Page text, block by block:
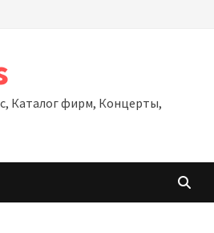
Каталог фирм, Концерты,